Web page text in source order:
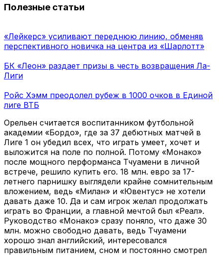
Полезные статьи
«Лейкерс» усиливают переднюю линию, обменяв
перспективного новичка на центра из «Шарлотт»
БК «Леон» раздает призы в честь возвращения Ла-
Лиги
Ройс Хэмм преодолел рубеж в 1000 очков в Единой
лиге ВТБ
Орельен считается воспитанником футбольной
академии «Бордо», где за 37 дебютных матчей в
Лиге 1 он убедил всех, что играть умеет, хочет и
выложится на поле по полной. Потому «Монако»
после мощного перформанса Тчуамени в личной
встрече, решило купить его. 18 млн. евро за 17-
летнего парнишку выглядели крайне сомнительным
вложением, ведь «Милан» и «Ювентус» не хотели
давать даже 10. Да и сам игрок желал продолжать
играть во Франции, а главной мечтой был «Реал».
Руководство «Монако» сразу поняло, что даже 30
млн. можно свободно давать, ведь Тчуамени
хорошо знал английский, интересовался
правильным питанием, сном и постоянно смотрел